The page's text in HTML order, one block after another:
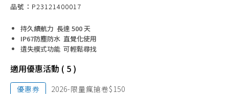
裝
置、
配
件/
其
HUAWEI WATCH
其他品牌
品號：P23121400017
持久續航力 長達 500 天
IP67防塵防水 直覺化使用
遺失模式功能 可輕鬆尋找
適用優惠活動 ( 5 )
優惠券
2026-限量瘋搶卷$150